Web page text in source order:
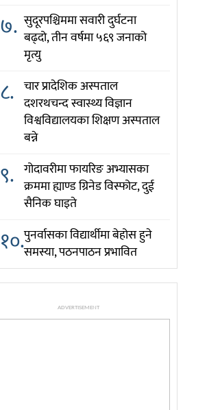
७. सुदूरपश्चिममा सवारी दुर्घटना
बढ्दो, तीन वर्षमा ५६९ जनाको
मृत्यु
८. चार प्रादेशिक अस्पताल
दशरथचन्द स्वास्थ्य विज्ञान
विश्वविद्यालयका शिक्षण अस्पताल
बन्ने
९. गोदावरीमा फायरिङ अभ्यासका
क्रममा ह्याण्ड ग्रिनेड विस्फोट, दुई
सैनिक घाइते
१०.पुनर्वासका विद्यार्थीमा बेहोस हुने
समस्या, पठनपाठन प्रभावित
ADVERTISEMENT